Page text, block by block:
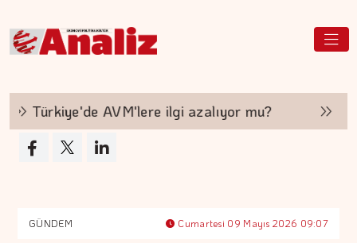
Türkiye'de AVM'lere ilgi azalıyor mu?
GÜNDEM Cumartesi 09 Mayıs 2026 09:07